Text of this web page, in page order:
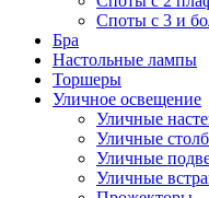
Споты с 3 и
Бра
Настольные лампы
Торшеры
Уличное освещение
Уличные
Уличные
Уличные
Уличные